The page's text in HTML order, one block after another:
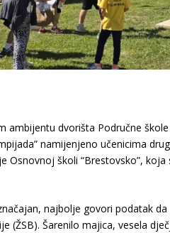
ambijentu dvorišta Područne
namijenjeno učenicima
Osnovnoj školi “Brestovsko”,
najbolje govori podatak
(ŽSB). Šarenilo majica, vesela